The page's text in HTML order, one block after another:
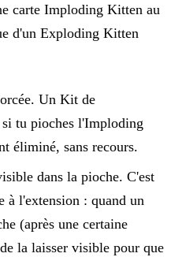
carte Imploding Kitten au
d'un Exploding Kitten
Un Kit de
si tu pioches l'Imploding
éliminé, sans recours.
dans la pioche. C'est
à l'extension : quand un
(après une certaine
la laisser visible pour que